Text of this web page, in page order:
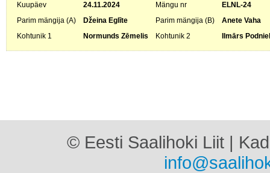
Kuupäev
24.11.2024 Mängu nr
ELNL-24
Parim mängija (A)
Džeina Eglīte Parim mängija (B)
Anete Vaha
Kohtunik 1
Normunds Zēmelis Kohtunik 2 Ilmārs
© Eesti Saalihoki Liit |